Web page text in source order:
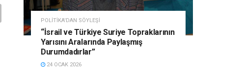
POLITIKA'DAN SÖYLEŞI
“İsrail ve Türkiye Suriye Topraklarının
Yarısını Aralarında Paylaşmış
Durumdadırlar”
24 OCAK 2026